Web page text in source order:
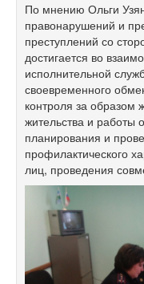
По мнению Ольги
правонарушений и
преступлений со
достигается во
исполнительной
своевременного
контроля за образом
жительства и работы
планирования и
профилактического
лиц, проведения